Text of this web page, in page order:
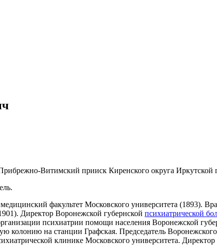
Витимский прииск Киренского округа Иркутской
факультет Московского университета (1893).
Директор Воронежской губернской психиатрической
психиатрии помощи населения Воронежской
на станции Графская. Председатель
клинике Московского университета.